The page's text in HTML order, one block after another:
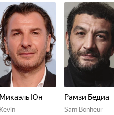
Микаэль Юн
Kevin
Рамзи Бедиа
Sam Bonheur